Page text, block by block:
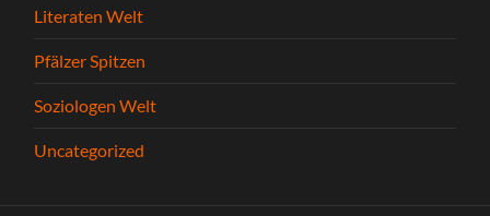
Literaten Welt
Pfälzer Spitzen
Soziologen Welt
Uncategorized